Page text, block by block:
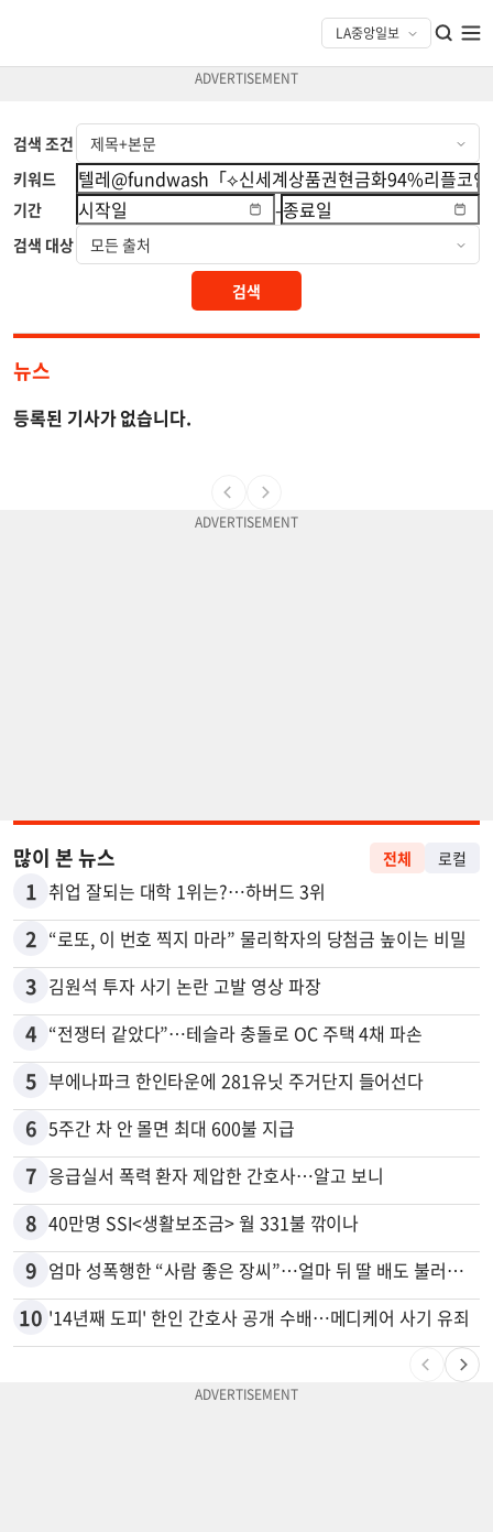
검색 조건
키워드
기간
-
검색 대상
검색
뉴스
등록된 기사가 없습니다.
많이 본 뉴스 전체 로컬
1 취업 잘되는 대학 1위는?…하버드 3위
2 “로또, 이 번호 찍지 마라” 물리학자의 당첨금 높이는 비밀
3 김원석 투자 사기 논란 고발 영상 파장
4 “전쟁터 같았다”…테슬라 충돌로 OC 주택 4채 파손
5 부에나파크 한인타운에 281유닛 주거단지 들어선다
6 5주간 차 안 몰면 최대 600불 지급
7 응급실서 폭력 환자 제압한 간호사…알고 보니
8 40만명 SSI<생활보조금> 월 331불 깎이나
9 엄마 성폭행한 “사람 좋은 장씨”…얼마 뒤 딸 배도 불러왔다
10 '14년째 도피' 한인 간호사 공개 수배…메디케어 사기 유죄